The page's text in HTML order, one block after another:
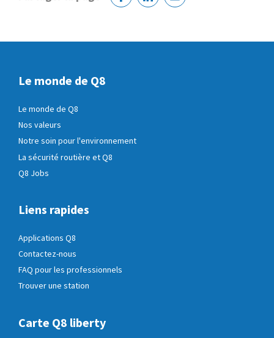
FacebookLinkedinCourriel
Le monde de Q8
Le monde de Q8
Nos valeurs
Notre soin pour l'environnement
La sécurité routière et Q8
Q8 Jobs
Liens rapides
Applications Q8
Contactez-nous
FAQ pour les professionnels
Trouver une station
Carte Q8 liberty